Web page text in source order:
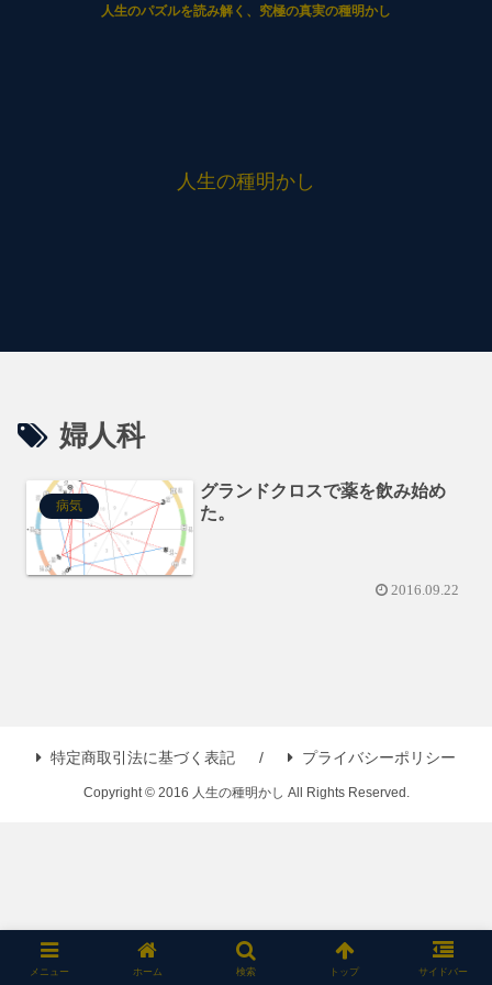
人生の種明かし
人生のパズルを読み解く、究極の真実の種明かし
婦人科
病気
グランドクロスで薬を飲み始め
た。
2016.09.22
特定商取引法に基づく表記 プライバシーポリシー
Copyright © 2016 人生の種明かし All Rights Reserved.
メニュー ホーム 検索 トップ サイドバー